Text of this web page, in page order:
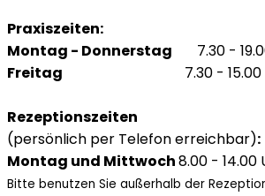
Praxiszeiten:
Montag - Donnerstag 7.30 -
Freitag
7.30 - 15.00
Rezeptionszeiten
(persönlich per Telefon erreichbar):
Montag und Mittwoch8.00 - 14.00
Bitte benutzen Sie außerhalb der